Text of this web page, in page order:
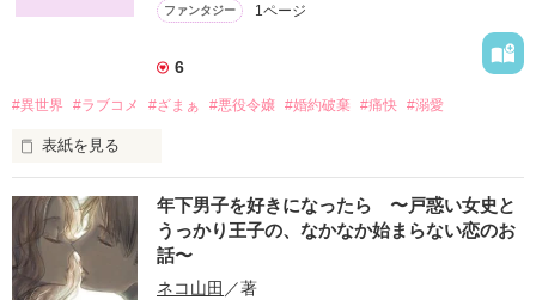
ざまぁ対象は王太子ですが、ハッピーエンドです。(俺が悪かっ
た、結婚してくれと言わせる迄のストーリーとなっています)
ファンタジー 1ページ
6
#異世界 #ラブコメ #ざまぁ #悪役令嬢 #婚約破棄 #痛快 #溺愛
表紙を見る
ざまぁ作戦を実行する一方で、ヒーローと出会い無自覚に溺愛
されるヒロインのお話になる予定でした。
年下男子を好きになったら 〜戸惑い女史と
うっかり王子の、なかなか始まらない恋のお
話〜
ネコ山田 ／著